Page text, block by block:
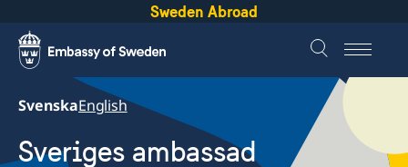
Sweden Abroad
SvenskaEnglish
Sveriges ambassad